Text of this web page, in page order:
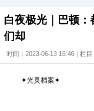
白夜极光｜巴顿
们却
时间：2023-06-13 16:46 | 栏目
✦光灵档案✦